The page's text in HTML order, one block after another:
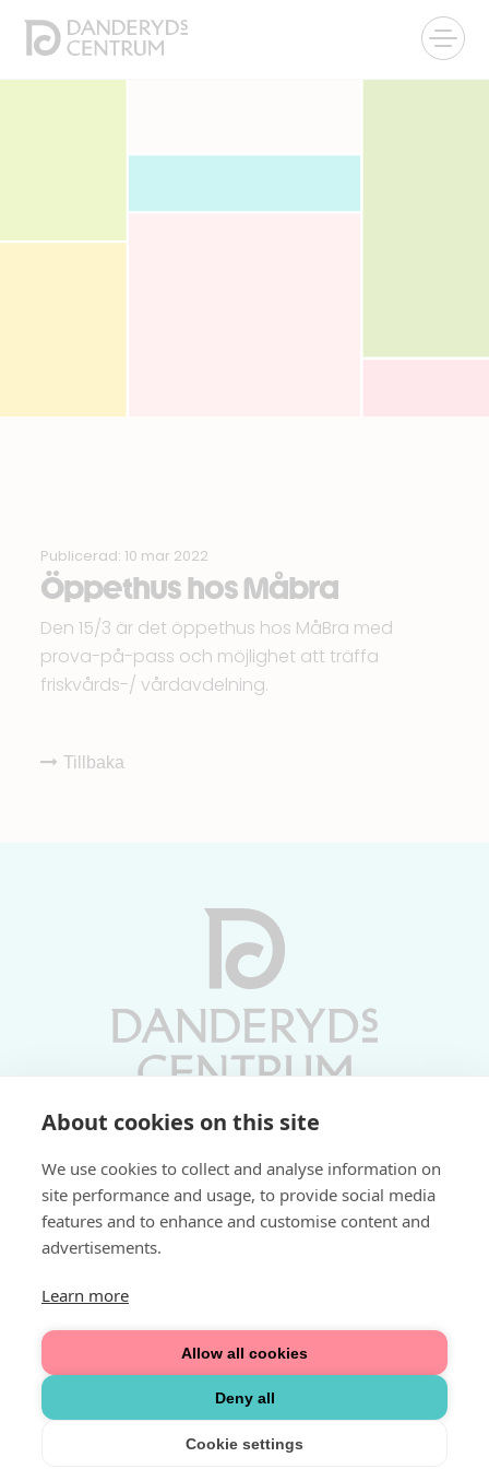
About cookies on this site
We use cookies to collect and analyse information on
site performance and usage, to provide social media
features and to enhance and customise content and
advertisements.
Learn more
Allow all cookies
Deny all
Cookie settings
Publicerad: 10 mar 2022
Öppethus hos Måbra
Den 15/3 är det öppethus hos MåBra med
prova-på-pass och möjlighet att träffa
friskvårds-/ vårdavdelning.
Tillbaka
Söndagar 11-17 | Livs 07-22
Fri parkering i P-hus:
Välkommen
Integritetspolicy